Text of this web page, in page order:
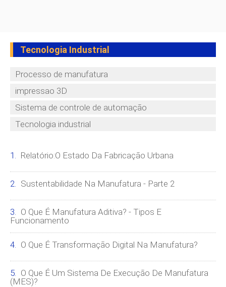
Tecnologia Industrial
Processo de manufatura
impressao 3D
Sistema de controle de automação
Tecnologia industrial
Relatório:O Estado Da Fabricação Urbana
Sustentabilidade Na Manufatura - Parte 2
O Que É Manufatura Aditiva? - Tipos E
Funcionamento
O Que É Transformação Digital Na Manufatura?
O Que É Um Sistema De Execução De Manufatura
(MES)?